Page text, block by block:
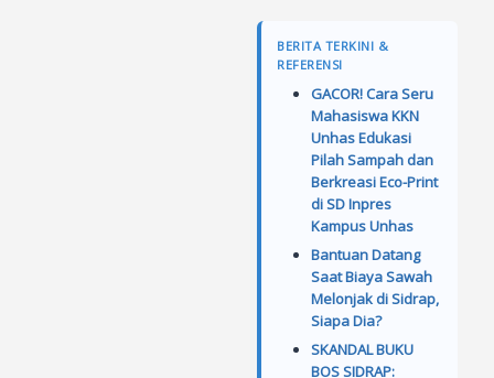
BERITA TERKINI &
REFERENSI
GACOR! Cara Seru
Mahasiswa KKN
Unhas Edukasi
Pilah Sampah dan
Berkreasi Eco-Print
di SD Inpres
Kampus Unhas
Bantuan Datang
Saat Biaya Sawah
Melonjak di Sidrap,
Siapa Dia?
SKANDAL BUKU
BOS SIDRAP: